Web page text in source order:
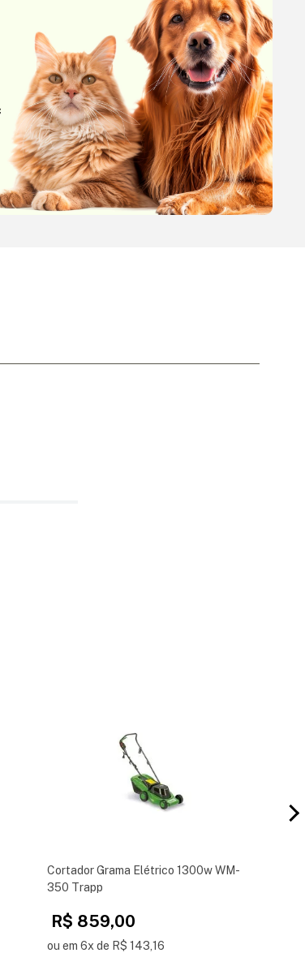
Cortador Grama Elétrico 1300w WM-
350 Trapp
R$ 859,00
ou em 6x de R$ 143,16